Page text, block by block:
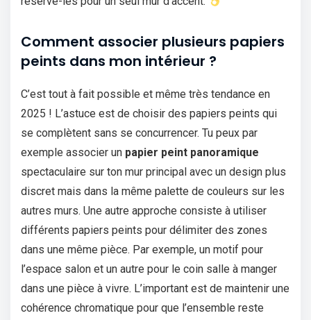
Comment associer plusieurs papiers
peints dans mon intérieur ?
C’est tout à fait possible et même très tendance en
2025 ! L’astuce est de choisir des papiers peints qui
se complètent sans se concurrencer. Tu peux par
exemple associer un papier peint panoramique
spectaculaire sur ton mur principal avec un design plus
discret mais dans la même palette de couleurs sur les
autres murs. Une autre approche consiste à utiliser
différents papiers peints pour délimiter des zones
dans une même pièce. Par exemple, un motif pour
l’espace salon et un autre pour le coin salle à manger
dans une pièce à vivre. L’important est de maintenir une
cohérence chromatique pour que l’ensemble reste